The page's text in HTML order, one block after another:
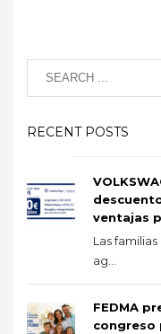
RECENT POSTS
ventajas
Las
ag...
FEDMA
congreso